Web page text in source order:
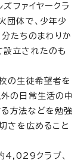
ファイヤークラ
団体で、少年少
たちのまわりか
設立されたのも
の生徒希望者を
の日常生活の中
方法などを勉強
さを広めること
4,029クラブ、